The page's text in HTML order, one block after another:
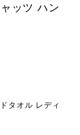
ッツ ハン
タオル レディ